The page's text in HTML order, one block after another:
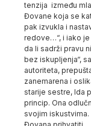
tenzija između
Đovane koja se
pak izvukla i
redove…“, i iako
da li sadrži pravu
bez iskupljenja“,
autoriteta,
zanemarena i
starije sestre, Ida
princip. Ona
svojim iskustvima.